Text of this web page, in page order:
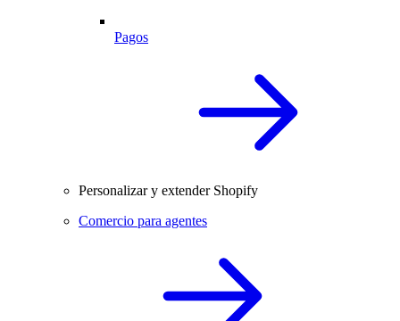
Pagos
Personalizar y extender Shopify
Comercio para agentes